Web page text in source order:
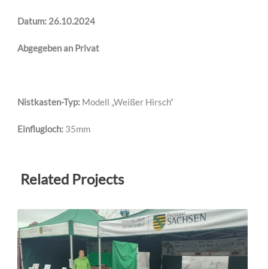
Datum: 26.10.2024
Abgegeben an Privat
Nistkasten-Typ: Modell „Weißer Hirsch“
Einflugloch: 35mm
Related Projects